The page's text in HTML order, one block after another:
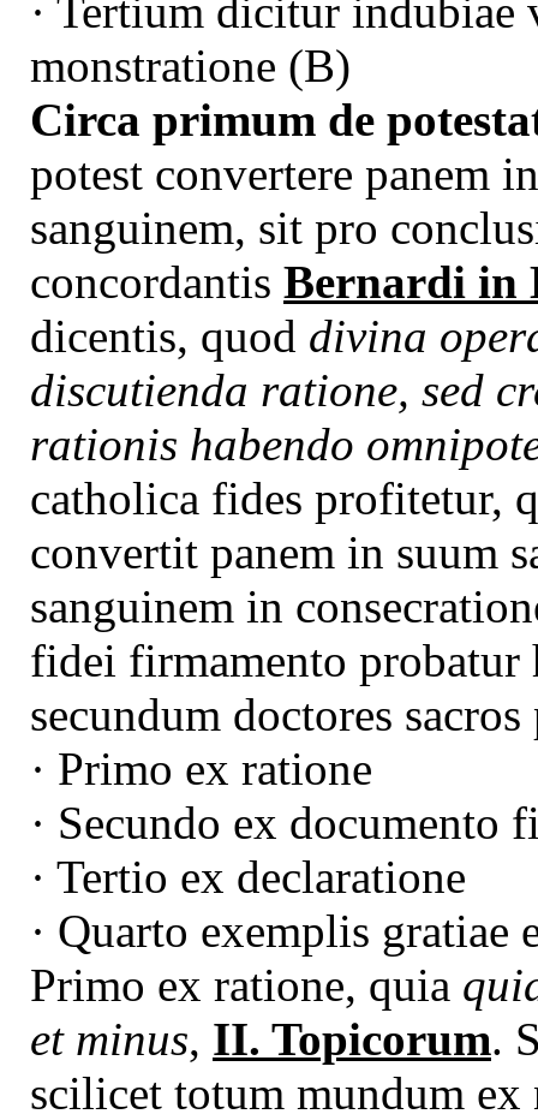
· Tertium dicitur
monstratione (B)
Circa primum de
potest convertere panem
sanguinem, sit pro
concordantis Bernardi in
dicentis, quod divina
discutienda ratione, sed
rationis habendo
catholica fides profitetur,
convertit panem in suum
sanguinem in
fidei firmamento
secundum doctores
· Primo ex ratione
· Secundo ex documento
· Tertio ex declaratione
· Quarto exemplis gratiae
Primo ex ratione, quia
et minus, II. Topicorum.
scilicet totum mundum ex